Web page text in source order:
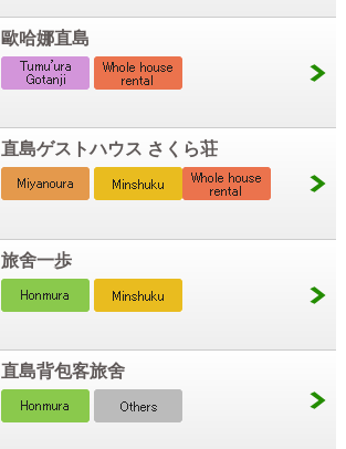
歐哈娜直島
直島ゲストハウス さくら荘
旅舍一歩
直島背包客旅舍